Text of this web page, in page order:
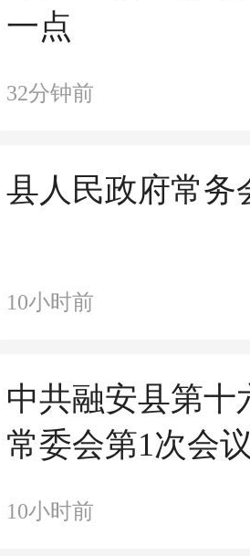
一点
32分钟前
县人民政府常务
10小时前
中共融安县第十
常委会第1次会
10小时前